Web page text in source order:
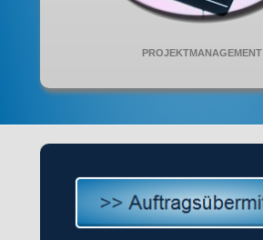
PROJEKTMANAGEMENT